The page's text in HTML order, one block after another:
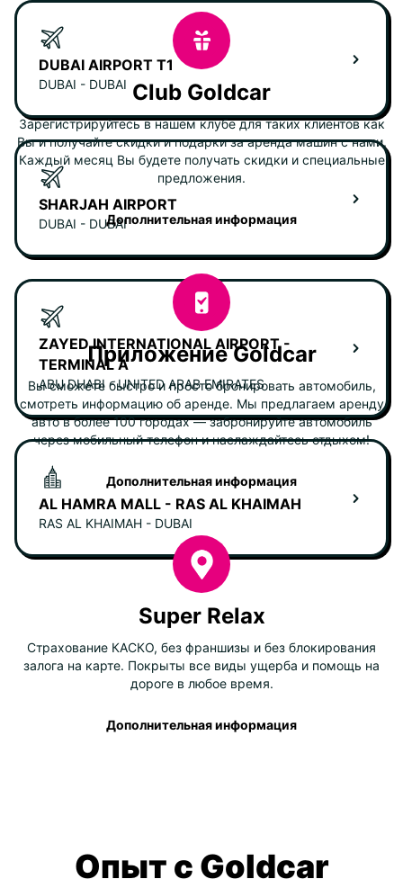
DUBAI AIRPORT T1
DUBAI - DUBAI
SHARJAH AIRPORT
DUBAI - DUBAI
ZAYED INTERNATIONAL AIRPORT -
TERMINAL A
ABU DHABI - UNITED ARAB EMIRATES
AL HAMRA MALL - RAS AL KHAIMAH
RAS AL KHAIMAH - DUBAI
Club Goldcar
Зарегистрируйтесь в нашем клубе для таких клиентов как
Вы и получайте скидки и подарки за аренда машин с нами.
Каждый месяц Вы будете получать скидки и специальные
предложения.
Дополнительная информация
Приложение Goldcar
Вы сможете быстро и просто бронировать автомобиль,
смотреть информацию об аренде. Мы предлагаем аренду
авто в более 100 городах — забронируйте автомобиль
через мобильный телефон и наслаждайтесь отдыхом!
Дополнительная информация
Super Relax
Страхование КАСКО, без франшизы и без блокирования
залога на карте. Покрыты все виды ущерба и помощь на
дороге в любое время.
Дополнительная информация
Опыт с Goldcar